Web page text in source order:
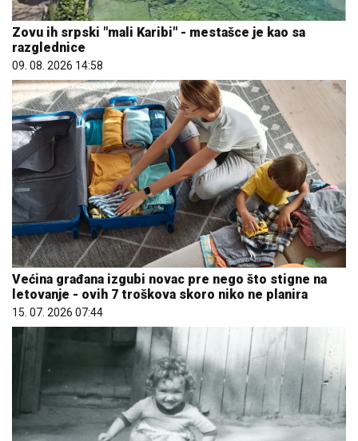
Zovu ih srpski "mali Karibi" - mestašce je kao sa
razglednice
09. 08. 2026 14:58
Većina građana izgubi novac pre nego što stigne na
letovanje - ovih 7 troškova skoro niko ne planira
15. 07. 2026 07:44